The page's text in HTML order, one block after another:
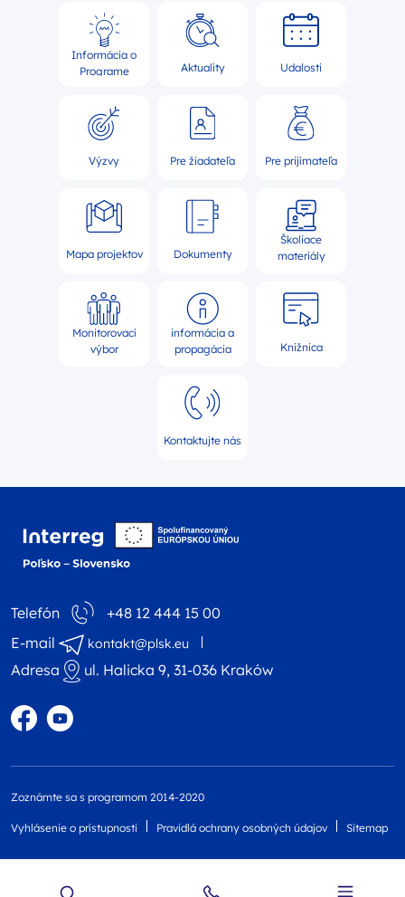
Informácia o
Programe
Aktuality Udalosti
Výzvy Pre žiadateľa Pre prijímateľa
Mapa projektov Dokumenty
Školiace
materiály
Monitorovací
výbor
informácia a
propagácia
Knižnica
Kontaktujte nás
Telefón
+48 12 444 15 00
E-mail
kontakt@plsk.eu
Adresa ul. Halicka 9, 31-036 Kraków
Profil na Facebooku
Profil na YouTube
Zoznámte sa s programom 2014-2020
Vyhlásenie o prístupnosti Pravidlá ochrany osobných údajov Sitemap